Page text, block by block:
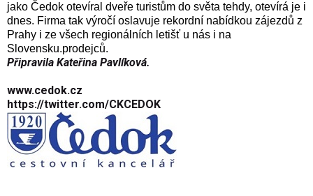
jako Čedok otevíral dveře turistům do světa tehdy, otevírá je i
dnes. Firma tak výročí oslavuje rekordní nabídkou zájezdů z
Prahy i ze všech regionálních letišť u nás i na
Slovensku.prodejců.
Připravila Kateřina Pavlíková.
www.cedok.cz
https://twitter.com/CKCEDOK